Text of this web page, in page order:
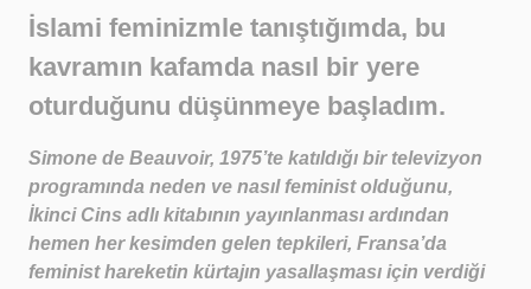
İslami feminizmle tanıştığımda, bu
kavramın kafamda nasıl bir yere
oturduğunu düşünmeye başladım.
Simone de Beauvoir, 1975’te katıldığı bir televizyon
programında neden ve nasıl feminist olduğunu,
İkinci Cins adlı kitabının yayınlanması ardından
hemen her kesimden gelen tepkileri, Fransa’da
feminist hareketin kürtajın yasallaşması için verdiği